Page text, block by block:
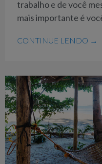
trabalho e de você
mais importante é
CONTINUE LENDO →